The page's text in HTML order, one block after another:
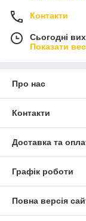
Контакти
Сьогодні
Показати
Про нас
Контакти
Доставка та
Графік роботи
Повна версія